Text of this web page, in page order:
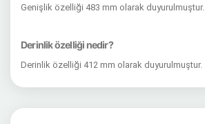
Genişlik özelliği 483 mm olarak duyurulmuştur.
Derinlik özelliği nedir?
Derinlik özelliği 412 mm olarak duyurulmuştur.